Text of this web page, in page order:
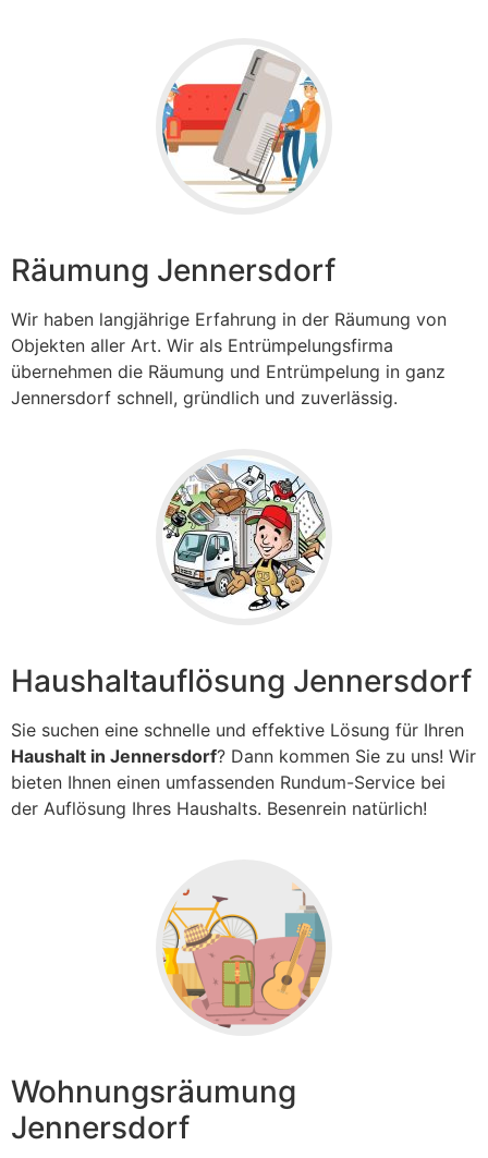
Räumung Jennersdorf
Wir haben langjährige Erfahrung in der Räumung von
Objekten aller Art. Wir als Entrümpelungsfirma
übernehmen die Räumung und Entrümpelung in ganz
Jennersdorf schnell, gründlich und zuverlässig.
Haushaltauflösung Jennersdorf
Sie suchen eine schnelle und effektive Lösung für Ihren
Haushalt in Jennersdorf? Dann kommen Sie zu uns! Wir
bieten Ihnen einen umfassenden Rundum-Service bei
der Auflösung Ihres Haushalts. Besenrein natürlich!
Wohnungsräumung
Jennersdorf